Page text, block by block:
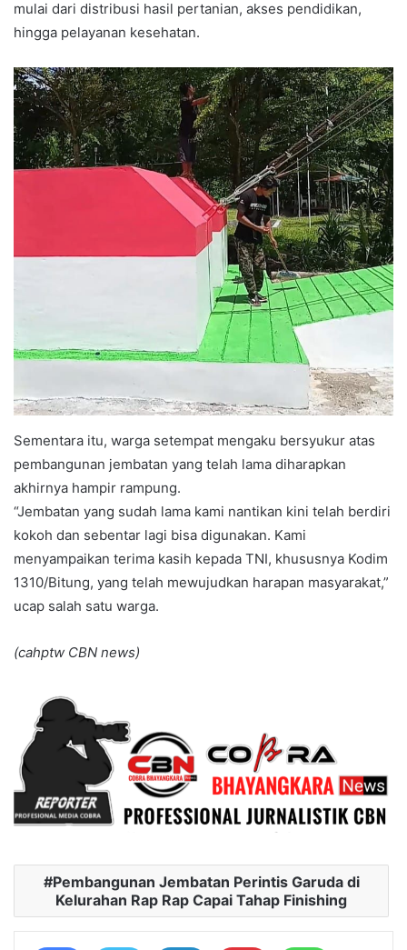
mulai dari distribusi hasil pertanian, akses pendidikan,
hingga pelayanan kesehatan.
Sementara itu, warga setempat mengaku bersyukur atas
pembangunan jembatan yang telah lama diharapkan
akhirnya hampir rampung.
“Jembatan yang sudah lama kami nantikan kini telah berdiri
kokoh dan sebentar lagi bisa digunakan. Kami
menyampaikan terima kasih kepada TNI, khususnya Kodim
1310/Bitung, yang telah mewujudkan harapan masyarakat,”
ucap salah satu warga.
(cahptw CBN news)
Pembangunan Jembatan Perintis Garuda di
Kelurahan Rap Rap Capai Tahap Finishing